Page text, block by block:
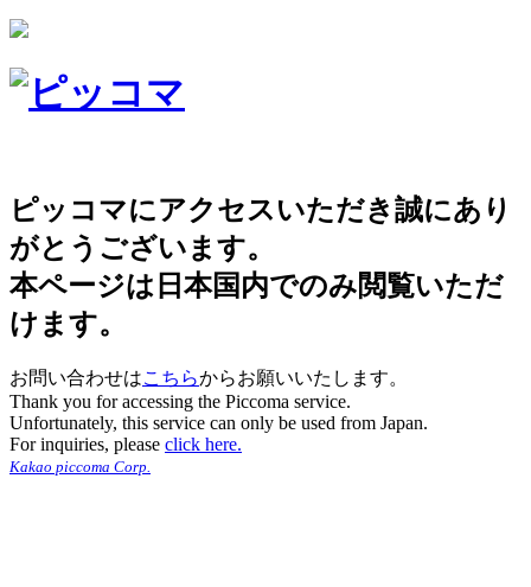
ピッコマにアクセスいただき誠にあり
がとうございます。
本ページは日本国内でのみ閲覧いただ
けます。
お問い合わせはこちらからお願いいたします。
Thank you for accessing the Piccoma service.
Unfortunately, this service can only be used from Japan.
For inquiries, please click here.
Kakao piccoma Corp.